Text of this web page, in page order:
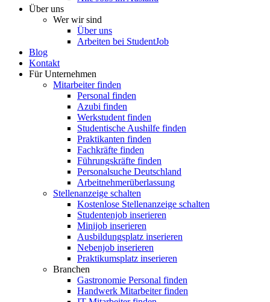
Über uns
Wer wir sind
Über uns
Arbeiten bei StudentJob
Blog
Kontakt
Für Unternehmen
Mitarbeiter finden
Personal finden
Azubi finden
Werkstudent finden
Studentische Aushilfe finden
Praktikanten finden
Fachkräfte finden
Führungskräfte finden
Personalsuche Deutschland
Arbeitnehmerüberlassung
Stellenanzeige schalten
Kostenlose Stellenanzeige schalten
Studentenjob inserieren
Minijob inserieren
Ausbildungsplatz inserieren
Nebenjob inserieren
Praktikumsplatz inserieren
Branchen
Gastronomie Personal finden
Handwerk Mitarbeiter finden